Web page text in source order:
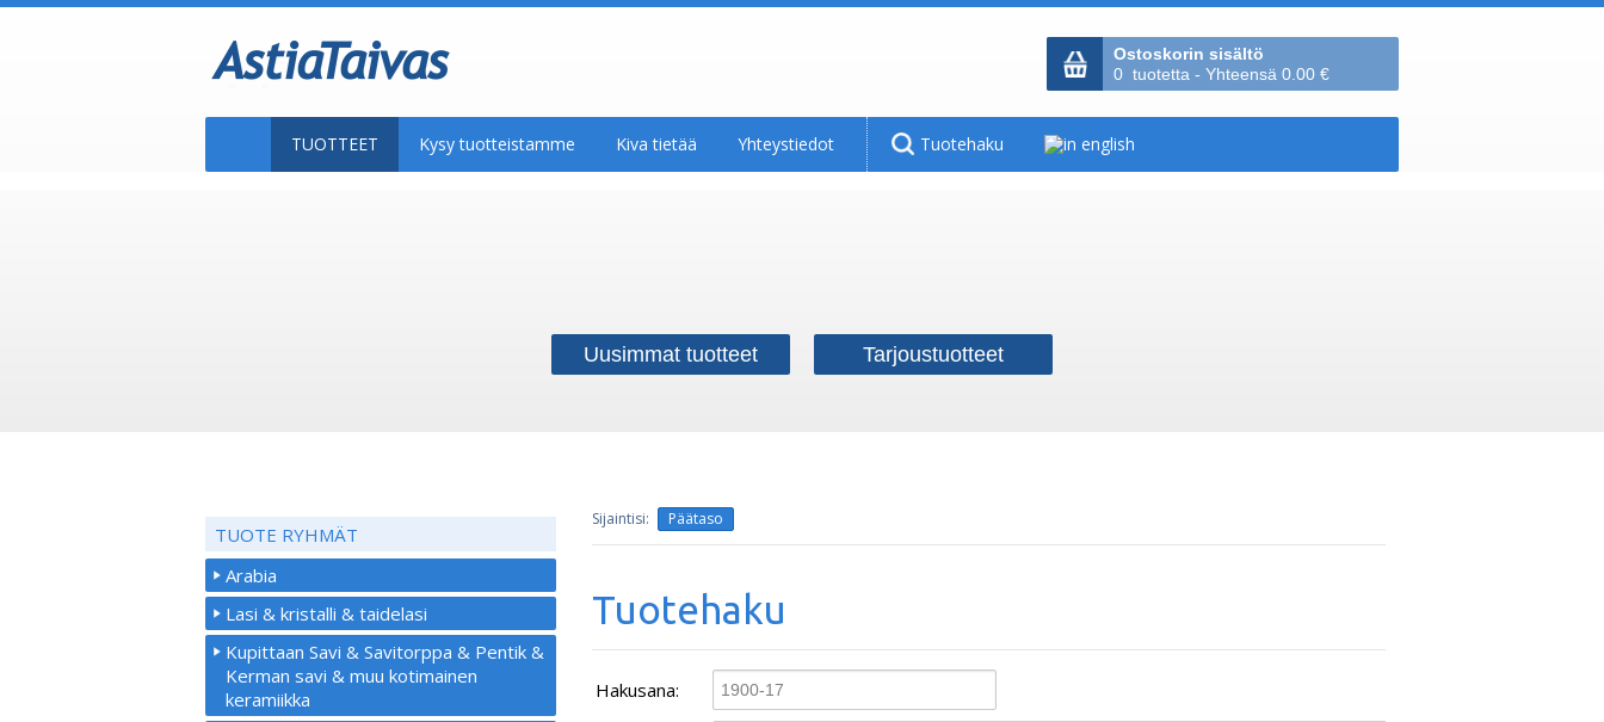
Ostoskorin sisältö
0 tuotetta - Yhteensä 0.00 €
TUOTTEET Kysy tuotteistamme Kiva tietää Yhteystiedot Tuotehaku
Uusimmat tuotteet Tarjoustuotteet
Päätaso
Tuotehaku
Hakusana:
TUOTE RYHMÄT
Arabia
Lasi & kristalli & taidelasi
Kupittaan Savi & Savitorppa & Pentik &
Kerman savi & muu kotimainen
keramiikka